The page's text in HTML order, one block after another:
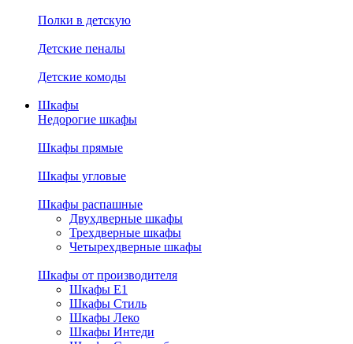
Полки в детскую
Детские пеналы
Детские комоды
Шкафы
Недорогие шкафы
Шкафы прямые
Шкафы угловые
Шкафы распашные
Двухдверные шкафы
Трехдверные шкафы
Четырехдверные шкафы
Шкафы от производителя
Шкафы E1
Шкафы Стиль
Шкафы Леко
Шкафы Интеди